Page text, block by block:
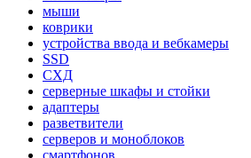
мыши
коврики
устройства ввода и вебкамеры
SSD
СХД
серверные шкафы и стойки
адаптеры
разветвители
серверов и моноблоков
смартфонов